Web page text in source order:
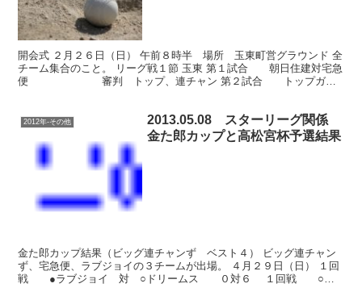
開会式 ２月２６日（日） 午前８時半 場所 玉東町営グラウンド 全
チーム集合のこと。 リーグ戦１節 玉東 第１試合 朝日住建対宅急
便 審判 トップ、連チャン 第２試合 トップガレ
2012年-その他
2013.05.08 スターリーグ関係
金た郎カップと高松宮杯予選結果
金た郎カップ結果（ビッグ連チャンず ベスト４） ビッグ連チャン
ず、宅急便、ラブジョイの３チームが出場。 ４月２９日（日） １回
戦 ●ラブジョイ 対 ○ドリームス ０対６ １回戦 ○宅